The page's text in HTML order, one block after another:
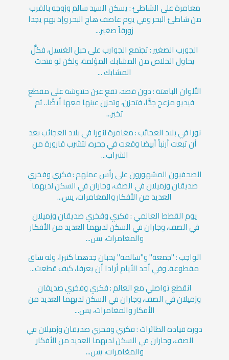
مغامرة على الشاطئ : يسكن السيد سالم وزوجه بالقرب
من شاطئ البحر وفي يوم عاصف هاج البحر وإذ بهم يجدا
زورقاً صغير...
الجورب الصغير : تجتمع الجوارب على حبل الغسيل، فكلٌّ
يحاول الخلاص من المشابك المؤلمة، ولكن لو فتحت
المشابك ...
الألوان الباهتة : دون قصد، تقع عين حنتوشة على مقطع
فيديو مزعج جدًّا، فتحزن، وتحزن عينها معها أيضًا.. ثم
تخبر...
نورا في بلاد العجائب : مغامرة لنورا في بلاد العجائب بعد
أن تبعت أرنباً أبيضا وقعت في جحره، لتشرب قارورة من
الشراب...
الصحفيون المشهورون على رأس عملهم : فكري وفخري
صديقان وزميلان في الصف، وجاران في السكن لديهما
العديد من الأفكار والمغامرات، يس...
يوم القطط العالمي : فكري وفخري صديقان وزميلان
في الصف، وجاران في السكن لديهما العديد من الأفكار
والمغامرات، يس...
الواجب : "جمعة" و"سالمة" يحبان جدهما كثيرا، وله ساق
مقطوعة. وفي أحد الأيام أرادا أن يعرفا، كيف قطعت...
انقطع تواصلي مع العالم : فكري وفخري صديقان
وزميلان في الصف، وجاران في السكن لديهما العديد من
الأفكار والمغامرات، يس...
دورة قيادة الطائرات : فكري وفخري صديقان وزميلان في
الصف، وجاران في السكن لديهما العديد من الأفكار
والمغامرات، يس...